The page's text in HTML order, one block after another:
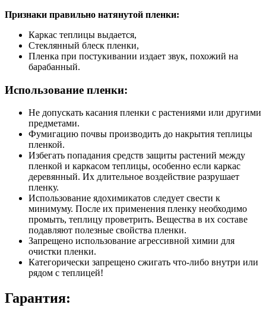
Признаки правильно натянутой пленки:
Каркас теплицы выдается,
Стеклянный блеск пленки,
Пленка при постукивании издает звук, похожий на
барабанный.
Использование пленки:
Не допускать касания пленки с растениями или другими
предметами.
Фумигацию почвы производить до накрытия теплицы
пленкой.
Избегать попадания средств защиты растений между
пленкой и каркасом теплицы, особенно если каркас
деревянный. Их длительное воздействие разрушает
пленку.
Использование ядохимикатов следует свести к
минимуму. После их применения пленку необходимо
промыть, теплицу проветрить. Вещества в их составе
подавляют полезные свойства пленки.
Запрещено использование агрессивной химии для
очистки пленки.
Категорически запрещено сжигать что-либо внутри или
рядом с теплицей!
Гарантия: